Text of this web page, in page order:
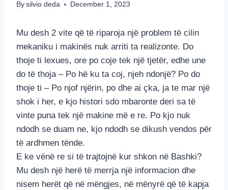
By silvio deda December 1, 2023
Mu desh 2 vite që të riparoja një problem të cilin
mekaniku i makinës nuk arriti ta realizonte. Do
thoje ti lexues, ore po coje tek një tjetër, edhe une
do të thoja – Po hë ku ta coj, njeh ndonjë? Po do
thoje ti – Po njof njërin, po dhe ai çka, ja te mar një
shok i her, e kjo histori sdo mbaronte deri sa të
vinte puna tek një makine më e re. Po kjo nuk
ndodh se duam ne, kjo ndodh se dikush vendos për
të ardhmen tënde.
E ke vënë re si të trajtojnë kur shkon në Bashki?
Mu desh një herë të merrja një informacion dhe
nisem herët që në mëngjes, në mënyrë që të kapja